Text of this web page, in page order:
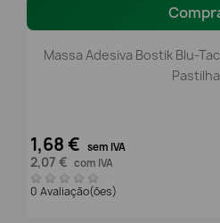
Massa Adesiva Bostik Blu-
1,68 € sem IVA
2,07 € com IVA
0 Avaliação(ões)